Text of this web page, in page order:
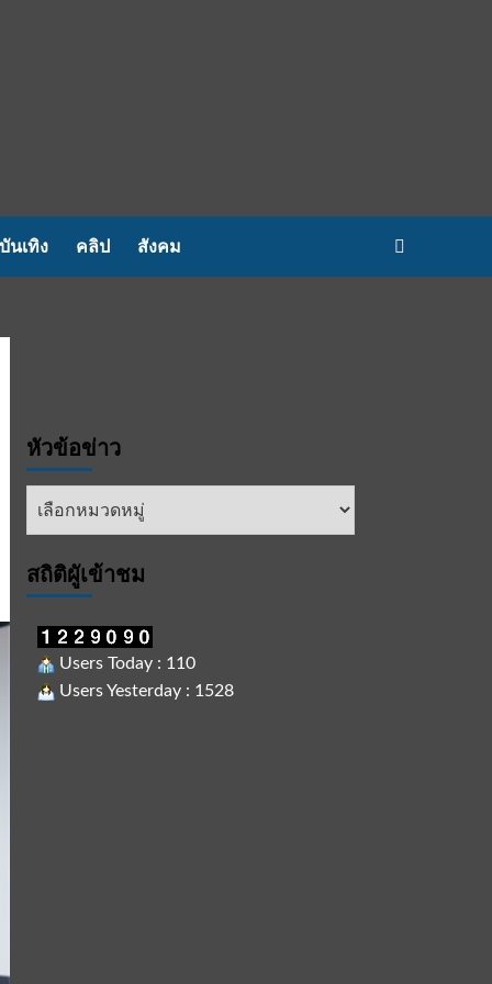
บันเทิง คลิป สังคม
หัวข้อข่าว
หัวข้อ
สถิติผูัเข้าชม
Users Today : 110
Users Yesterday : 1528